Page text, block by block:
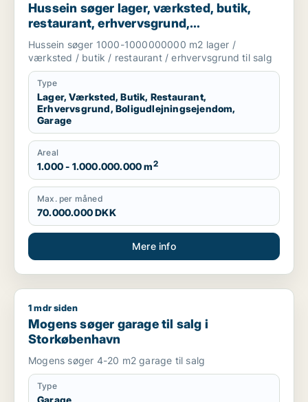
Hussein søger lager, værksted, butik,
restaurant, erhvervsgrund,
boligudlejningsejendom eller garage til
salg i Greve, Solrød eller Roskilde m.fl.
Hussein søger 1000-1000000000 m2 lager /
værksted / butik / restaurant / erhvervsgrund til salg
Type
Lager, Værksted, Butik, Restaurant,
Erhvervsgrund, Boligudlejningsejendom,
Garage
Areal
1.000 - 1.000.000.000 m2
Max. per måned
70.000.000 DKK
Mere info
Mogens søger garage til salg i Storkøbenhavn
1 mdr siden
Mogens søger garage til salg i
Storkøbenhavn
Mogens søger 4-20 m2 garage til salg
Type
Garage